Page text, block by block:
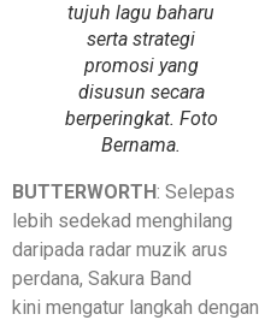
tujuh lagu baharu
serta strategi
promosi yang
disusun secara
berperingkat. Foto
Bernama.
BUTTERWORTH: Selepas
lebih sedekad menghilang
daripada radar muzik arus
perdana, Sakura Band
kini mengatur langkah dengan